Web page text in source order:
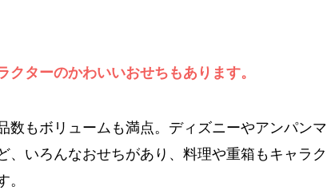
クターのかわいいおせちもあります。
数もボリュームも満点。ディズニーやアンパンマ
、いろんなおせちがあり、料理や重箱もキャラク
。